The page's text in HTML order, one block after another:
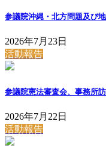
参議院沖縄・北方問題及び
2026年7月23日
活動報告
参議院憲法審査会、事務所
2026年7月22日
活動報告